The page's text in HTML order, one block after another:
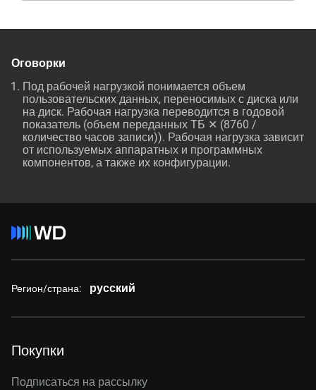
Оговорки
Под рабочей нагрузкой понимается объем
пользовательских данных, переносимых с диска или
на диск. Рабочая нагрузка переводится в годовой
показатель (объем переданных ТБ ✕ (8760 /
количество часов записи)). Рабочая нагрузка зависит
от используемых аппаратных и программных
компонентов, а также их конфигурации.
Регион/страна: русский
Покупки
Подписаться на рассылку